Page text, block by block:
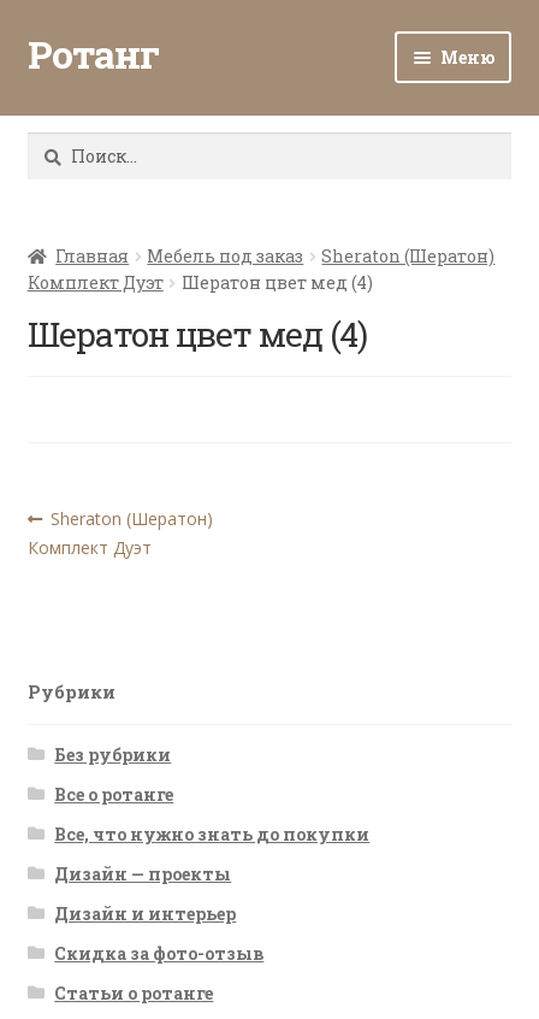
Ротанг Меню
Каталог
Все о ротанге
Ротанг оптом
Найти:
Главная Мебель под заказ
Sheraton (Шератон)
Комплект Дуэт
Шератон цвет мед (4)
Шератон цвет мед (4)
Навигация
по
Предыдущая
запись:
Sheraton (Шератон)
Комплект Дуэт
Рубрики
Без рубрики
Все о ротанге
Все, что нужно знать до покупки
Дизайн — проекты
Дизайн и интерьер
Скидка за фото-отзыв
Статьи о ротанге